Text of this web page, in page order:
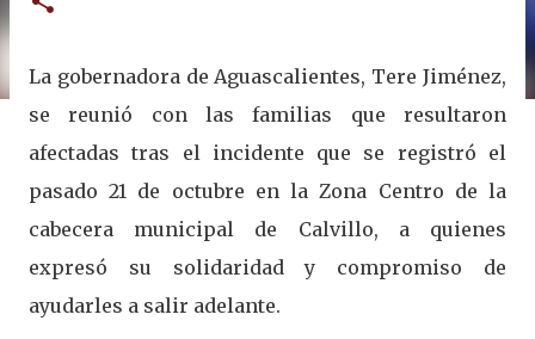
La gobernadora de Aguascalientes, Tere Jiménez,
se reunió con las familias que resultaron
afectadas tras el incidente que se registró el
pasado 21 de octubre en la Zona Centro de la
cabecera municipal de Calvillo, a quienes
expresó su solidaridad y compromiso de
ayudarles a salir adelante.